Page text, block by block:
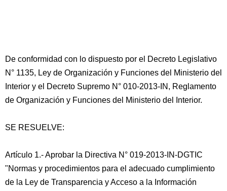
De conformidad con lo dispuesto por el Decreto Legislativo
N° 1135, Ley de Organización y Funciones del Ministerio del
Interior y el Decreto Supremo N° 010-2013-IN, Reglamento
de Organización y Funciones del Ministerio del Interior.
SE RESUELVE:
Artículo 1.- Aprobar la Directiva N° 019-2013-IN-DGTIC
"Normas y procedimientos para el adecuado cumplimiento
de la Ley de Transparencia y Acceso a la Información